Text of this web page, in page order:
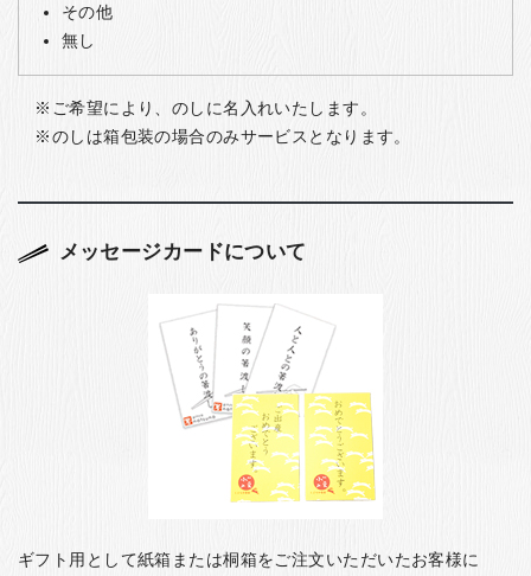
その他
無し
ご希望により、のしに名入れいたします。
のしは箱包装の場合のみサービスとなります。
メッセージカードについて
ギフト用として紙箱または桐箱をご注文いただいたお客様に